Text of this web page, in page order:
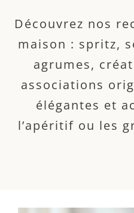
Découvrez nos
maison : spritz,
agrumes,
associations
élégantes et
l’apéritif ou les